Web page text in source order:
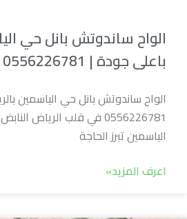
الواح ساندوتش بانل حي
باعلى جودة | 0556226781
الواح ساندوتش بانل حي الياسمين
0556226781 في قلب الرياض
الياسمين تبرز الحاجة
اعرف المزيد»